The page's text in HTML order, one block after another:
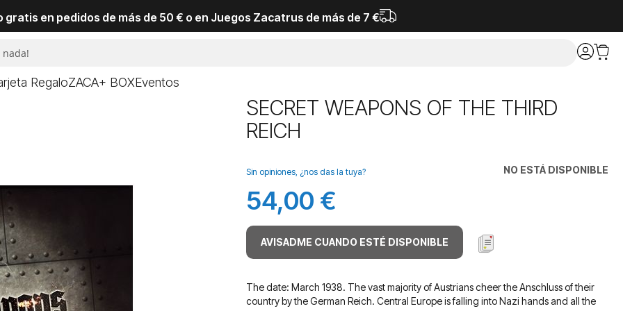
gratis en pedidos de más de 50 € o en Juegos Zacatrus de más de 7 €
RegaloZACA+ BOXEventos
SECRET WEAPONS OF THE THIRD
REICH
NO ESTÁ DISPONIBLE
Sin opiniones, ¿nos das la tuya?
54,00 €
AVISADME CUANDO ESTÉ DISPONIBLE
The date: March 1938. The vast majority of Austrians cheer the Anschluss of their
country by the German Reich. Central Europe is falling into Nazi hands and all the